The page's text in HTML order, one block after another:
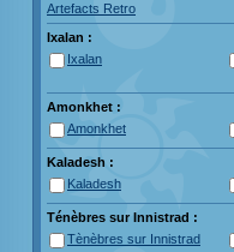
Artefacts Retro
Ixalan :
Ixalan
Amonkhet :
Amonkhet
Kaladesh :
Kaladesh
Ténèbres sur Innistrad :
Tènèbres sur Innistrad